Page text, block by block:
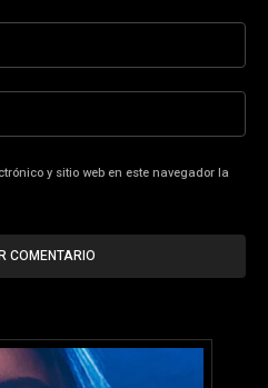
y sitio web en este navegador la